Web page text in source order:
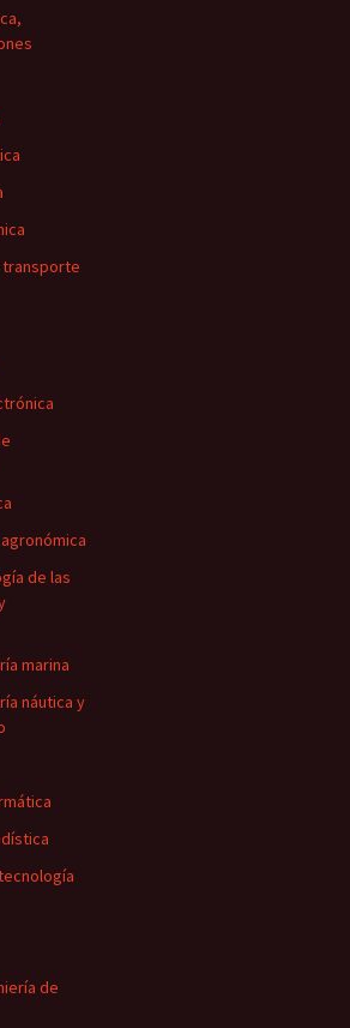
transporte
de las
marina
náutica y
de